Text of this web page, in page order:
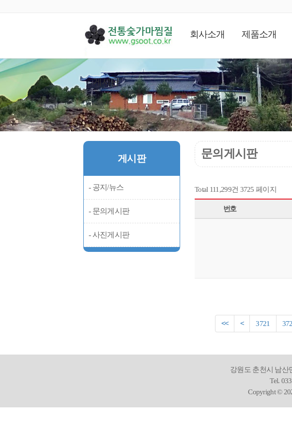
회사소개 제품소개
게시판
게시판
- 공지/뉴스
- 문의게시판
- 사진게시판
문의게시판
Total 111,299건 3725 페이지
번호
<< < 3721
강원도 춘천시 남산
Tel.
Copyright ©